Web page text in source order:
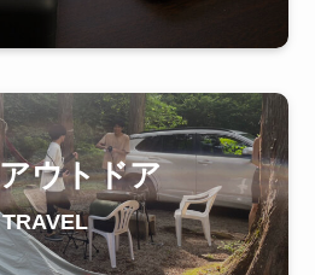
ウトドア
TRAVEL